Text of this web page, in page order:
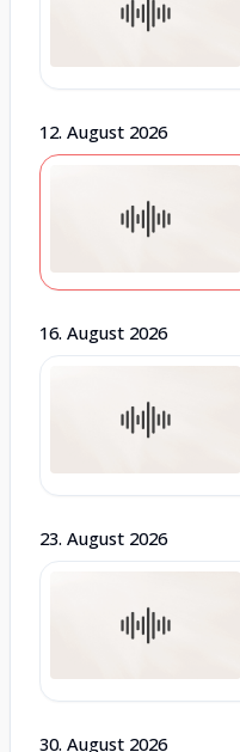
12. August 2026
16. August 2026
23. August 2026
30. August 2026